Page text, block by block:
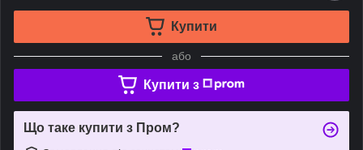
Купити
або
Купити з
Що таке купити з Пром?